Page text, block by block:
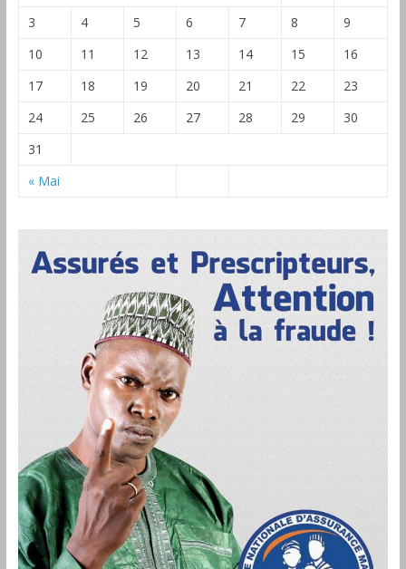
« Mai
3
4 5 6 7 8
9
10
11 12 13 14 15
16
17
18 19 20 21 22
23
24
25 26 27 28 29
30
31